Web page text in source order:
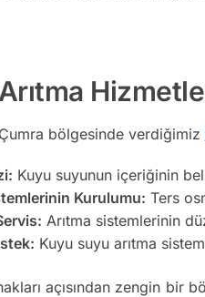
bölgesinde verdiğimiz
Kuyu suyunun içeriğinin
Kurulumu: Ters
Arıtma sistemlerinin
Kuyu suyu arıtma
açısından zengin bir